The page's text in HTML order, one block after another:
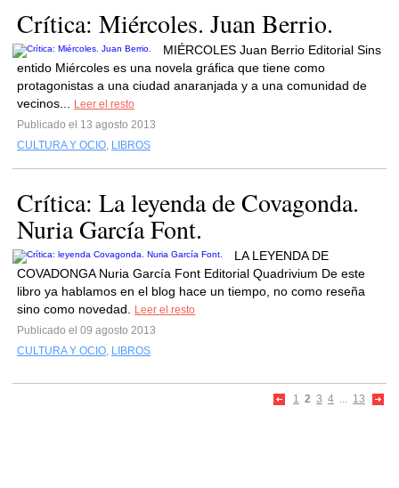
Crítica: Miércoles. Juan Berrio.
MIÉRCOLES Juan Berrio Editorial Sins
entido Miércoles es una novela gráfica que tiene como
protagonistas a una ciudad anaranjada y a una comunidad de
vecinos...
Leer el resto
Publicado el 13 agosto 2013
CULTURA Y OCIO, LIBROS
Crítica: La leyenda de Covagonda.
Nuria García Font.
LA LEYENDA DE
COVADONGA Nuria García Font Editorial Quadrivium De este
libro ya hablamos en el blog hace un tiempo, no como reseña
sino como novedad.
Leer el resto
Publicado el 09 agosto 2013
CULTURA Y OCIO, LIBROS
1 2 3 4 ... 13